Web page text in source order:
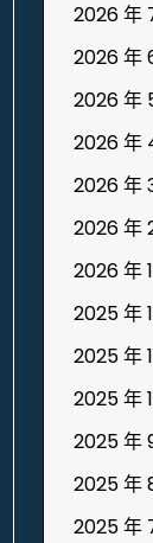
2026 年
2026 年
2026 年
2026 年
2026 年
2026 年
2026 年
2025 年
2025 年
2025 年
2025 年
2025 年
2025 年